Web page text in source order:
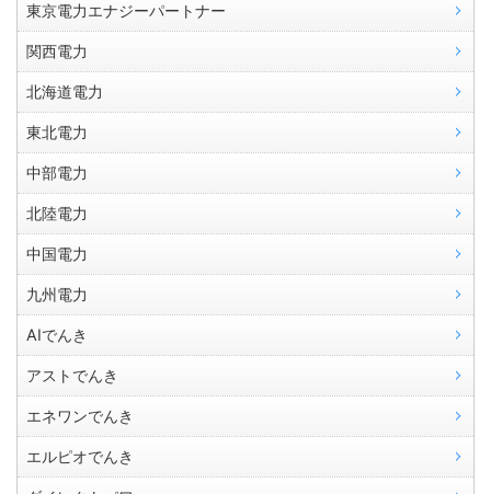
東京電力エナジーパートナー
関西電力
北海道電力
東北電力
中部電力
北陸電力
中国電力
九州電力
AIでんき
アストでんき
エネワンでんき
エルピオでんき